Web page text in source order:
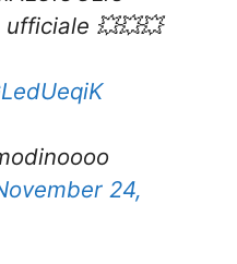
💥💥💥
24,